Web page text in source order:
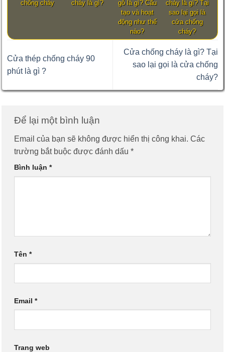
chống cháy
cháy là gì?
gỗ là gì? Cấu
tạo và hoạt
động như thế
nào?
cháy là gì? Tại
sao lại gọi là
cửa chống
cháy?
Cửa thép chống cháy 90
phút là gì ?
Cửa chống cháy là gì? Tại
sao lại gọi là cửa chống
cháy?
Để lại một bình luận
Email của bạn sẽ không được hiển thị công khai. Các
trường bắt buộc được đánh dấu *
Bình luận *
Tên *
Email *
Trang web